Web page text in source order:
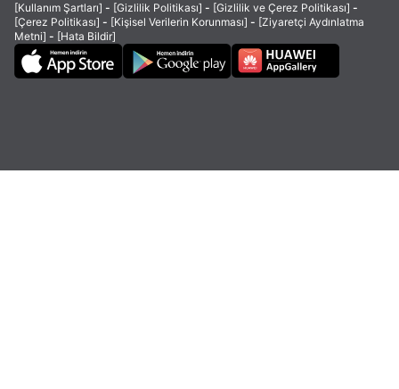
[Kullanım Şartları] - [Gizlilik Politikası] - [Gizlilik ve Çerez Politikası] -
[Çerez Politikası] - [Kişisel Verilerin Korunması] - [Ziyaretçi Aydınlatma
Metni] - [Hata Bildir]